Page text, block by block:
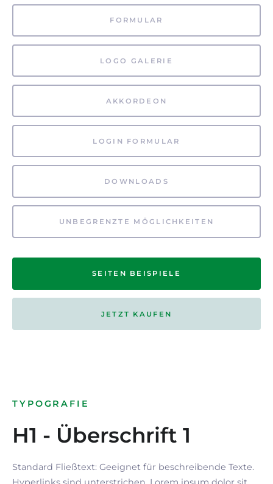
FORMULAR
LOGO GALERIE
AKKORDEON
LOGIN FORMULAR
DOWNLOADS
UNBEGRENZTE MÖGLICHKEITEN
SEITEN BEISPIELE
JETZT KAUFEN
TYPOGRAFIE
H1 - Überschrift 1
Standard Fließtext: Geeignet für beschreibende Texte.